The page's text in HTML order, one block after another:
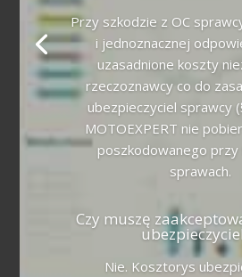
Przy szkodzie z OC
i jednoznacznej
uzasadnione koszty
rzeczoznawcy co do
ubezpieczyciel sprawcy
MOTOEXPERT nie
poszkodowanego
sprawach.
Czy muszę
Nie. Kosztorys